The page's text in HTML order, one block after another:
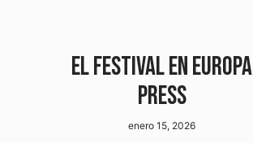
EL FESTIVAL EN EUROPA
PRESS
enero 15, 2026